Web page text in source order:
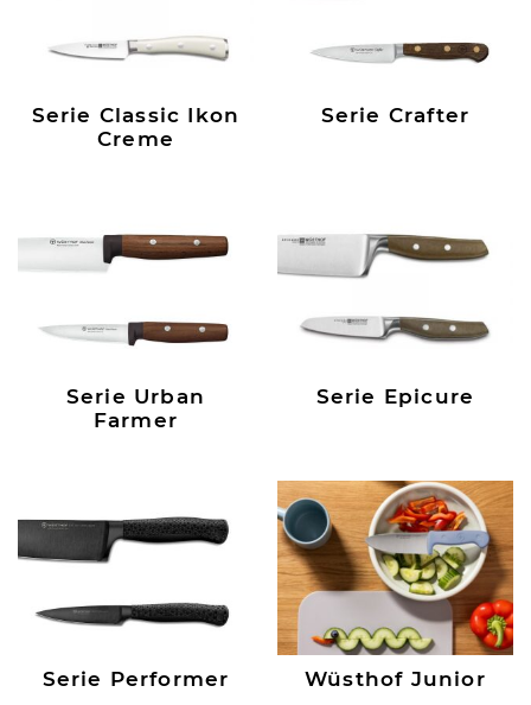
Serie Classic Ikon
Creme
Serie Crafter
Serie Urban
Farmer
Serie Epicure
Serie Performer Wüsthof Junior